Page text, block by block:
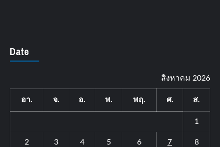
Date
สิงหาคม 2026
อา. จ. อ. พ. พฤ. ศ. ส.
1
2 3 4 5 6 7 8